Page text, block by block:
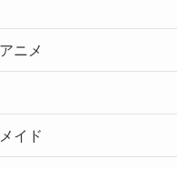
ニメ
イド